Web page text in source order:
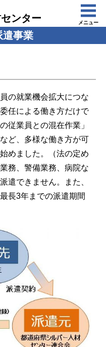
ンター メニュー
遣事業
の就業機会拡大につな
任による働き方だけで
従業員との混在作業」
ど、多様な働き方が可
めました。（法の定め
務、警備業務、病院な
遣できません。また、
長3年までの派遣期間